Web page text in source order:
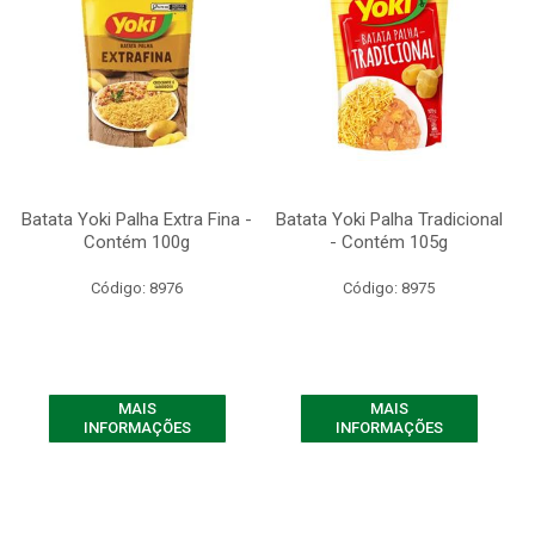
Batata Yoki Palha Extra Fina -
Contém 100g
Código: 8976
MAIS
INFORMAÇÕES
Batata Yoki Palha Tradicional
- Contém 105g
Código: 8975
MAIS
INFORMAÇÕES